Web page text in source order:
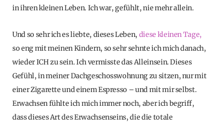
in ihren kleinen Leben. Ich war, gefühlt, nie mehr allein.
Und so sehr ich es liebte, dieses Leben, diese kleinen Tage,
so eng mit meinen Kindern, so sehr sehnte ich mich danach,
wieder ICH zu sein. Ich vermisste das Alleinsein. Dieses
Gefühl, in meiner Dachgeschosswohnung zu sitzen, nur mit
einer Zigarette und einem Espresso – und mit mir selbst.
Erwachsen fühlte ich mich immer noch, aber ich begriff,
dass dieses Art des Erwachsenseins, die die totale